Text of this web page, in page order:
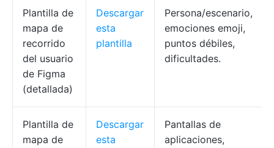
Plantilla de
mapa de
recorrido
del usuario
de Figma
(detallada)
Descargar
esta
plantilla
Persona/escenario,
emociones emoji,
puntos débiles,
dificultades.
Plantilla de
mapa de
Descargar
esta
Pantallas de
aplicaciones,